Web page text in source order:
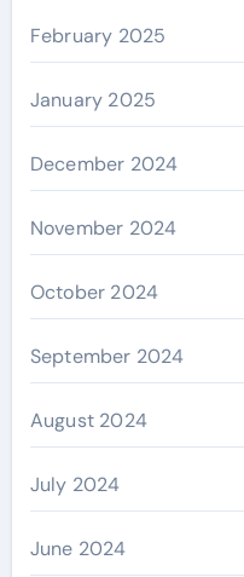
February 2025
January 2025
December 2024
November 2024
October 2024
September 2024
August 2024
July 2024
June 2024